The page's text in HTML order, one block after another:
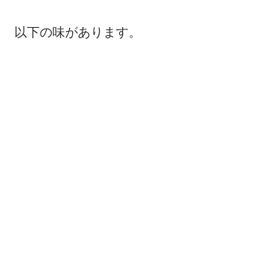
以下の味があります。